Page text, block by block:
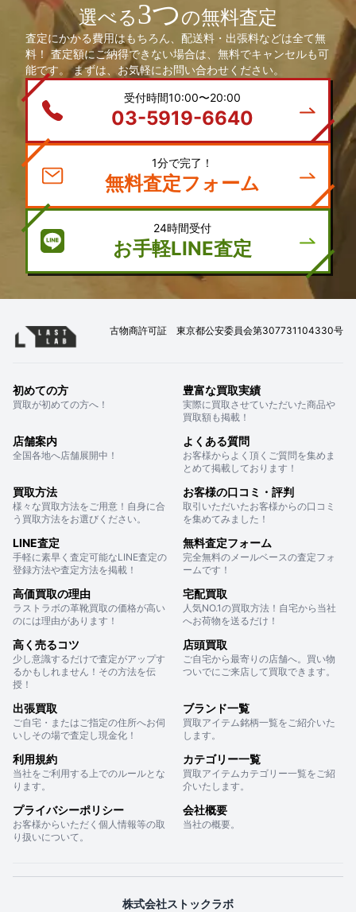
選べる3つの無料査定
査定にかかる費用はもちろん、配送料・出張料などは全て無
料！ 査定額にご納得できない場合は、無料でキャンセルも可
能です。 まずは、お気軽にお問い合わせください。
受付時間10:00〜20:00
03-5919-6640
1分で完了！
無料査定フォーム
24時間受付
お手軽LINE査定
古物商許可証 東京都公安委員会第307731104330号
初めての方
買取が初めての方へ！
豊富な買取実績
実際に買取させていただいた商品や
買取額も掲載！
店舗案内
全国各地へ店舗展開中！
よくある質問
お客様からよく頂くご質問を集めま
とめて掲載しております！
買取方法
様々な買取方法をご用意！自身に合
う買取方法をお選びください。
お客様の口コミ・評判
取引いただいたお客様からの口コミ
を集めてみました！
LINE査定
手軽に素早く査定可能なLINE査定の
登録方法や査定方法を掲載！
無料査定フォーム
完全無料のメールベースの査定フォ
ームです！
高価買取の理由
ラストラボの革靴買取の価格が高い
のには理由があります！
宅配買取
人気NO.1の買取方法！自宅から当社
へお荷物を送るだけ！
高く売るコツ
少し意識するだけで査定がアップす
るかもしれません！その方法を伝
授！
店頭買取
ご自宅から最寄りの店舗へ。買い物
ついでにご来店して買取できます。
出張買取
ご自宅・またはご指定の住所へお伺
いしその場で査定し現金化！
ブランド一覧
買取アイテム銘柄一覧をご紹介いた
します。
利用規約
当社をご利用する上でのルールとな
ります。
カテゴリー一覧
買取アイテムカテゴリー一覧をご紹
介いたします。
プライバシーポリシー
お客様からいただく個人情報等の取
り扱いについて。
会社概要
当社の概要。
株式会社ストックラボ